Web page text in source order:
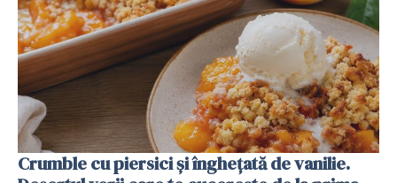
Crumble cu piersici și înghețată de vanilie.